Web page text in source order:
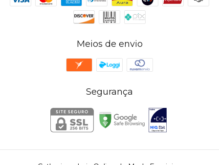
Meios de envio
Segurança